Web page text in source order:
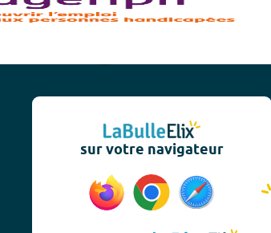
sur votre navigateur